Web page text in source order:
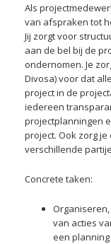
Als
van afspraken tot
Jij zorgt voor
aan de bel bij de
ondernomen. Je
Divosa) voor dat
project in de
iedereen
projectplanningen
project. Ook zorg
verschillende
Concrete taken:
van acties
een